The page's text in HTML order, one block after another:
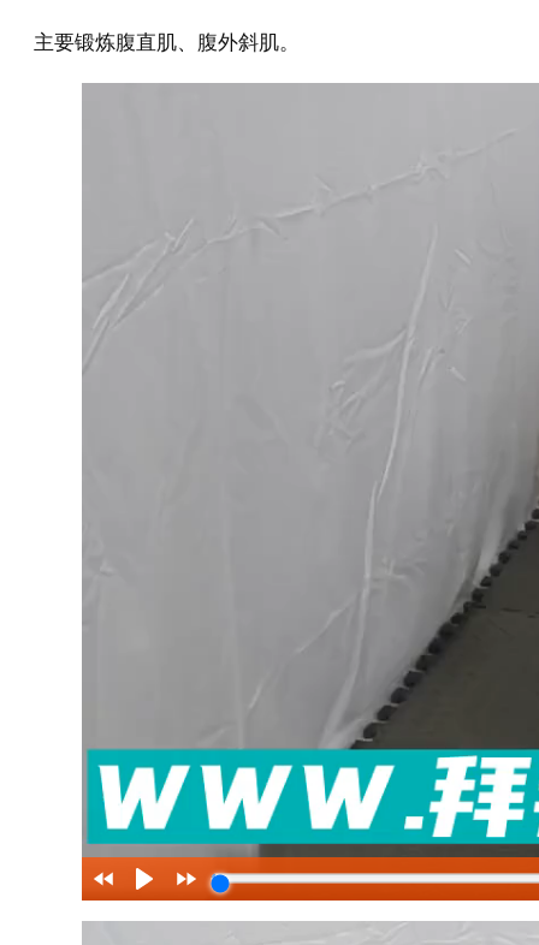
主要锻炼腹直肌、腹外斜肌。